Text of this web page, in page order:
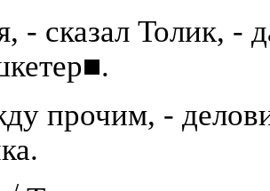
- сказал Толик, -
прочим, -